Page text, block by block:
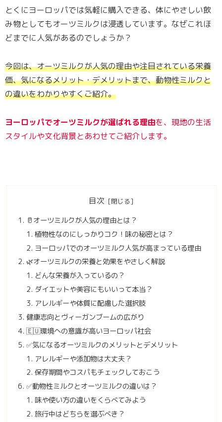
とくにヨーロッパでは気軽に購入できる、体にやさしい飲
み物としてもオーツミルクは浸透しています。なぜこれほ
どまでに人気があるのでしょうか？
今回は、オーツミルクが人気の理由や注目されている栄養
価、気になるメリット・デメリットまで、動物性ミルクと
の違いをわかりやすくご紹介。
ヨーロッパでオーツミルクが選ばれる理由を、現地の生活
スタイルや文化背景とあわせてご紹介します。
目次
🥛オーツミルクが人気の理由とは？
植物性なのにしっかりコク！味の秘密とは？
ヨーロッパでのオーツミルク人気が高まっている理由
🌿オーツミルクの栄養と効果をやさしく解説
どんな栄養が入っているの？
ダイエットや美容にもいいって本当？
アレルギーや体質に配慮した選択肢
健康志向とヴィーガンブームの広がり
🇪🇺環境への意識が高いヨーロッパ社会
✅気になるオーツミルクのメリットとデメリット
アレルギーや添加物は大丈夫？
保存期間やコスパもチェックしておこう
✅動物性ミルクとオーツミルクの違いは？
味や使い方の違いをくらべてみよう
旅行中はどちらを選ぶべき？